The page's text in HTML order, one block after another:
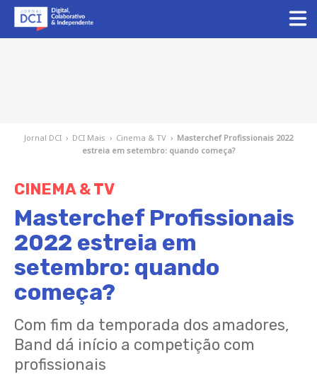
Jornal DCI › DCI Mais › Cinema & TV › Masterchef Profissionais 2022
estreia em setembro: quando começa?
CINEMA & TV
Masterchef Profissionais
2022 estreia em
setembro: quando
começa?
Com fim da temporada dos amadores,
Band dá início a competição com
profissionais